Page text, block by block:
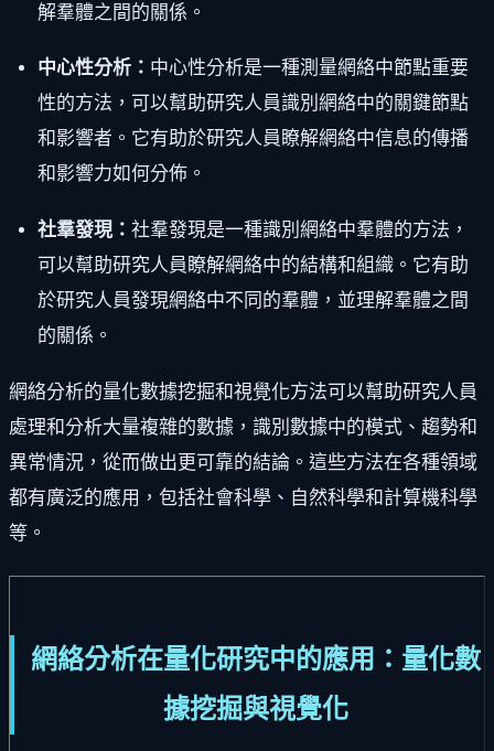
解羣體之間的關係。
中心性分析： 中心性分析是一種測量網絡中節點重要
性的方法，可以幫助研究人員識別網絡中的關鍵節點
和影響者。它有助於研究人員瞭解網絡中信息的傳播
和影響力如何分佈。
社羣發現： 社羣發現是一種識別網絡中羣體的方法，
可以幫助研究人員瞭解網絡中的結構和組織。它有助
於研究人員發現網絡中不同的羣體，並理解羣體之間
的關係。
網絡分析的量化數據挖掘和視覺化方法可以幫助研究人員
處理和分析大量複雜的數據，識別數據中的模式、趨勢和
異常情況，從而做出更可靠的結論。這些方法在各種領域
都有廣泛的應用，包括社會科學、自然科學和計算機科學
等。
網絡分析在量化研究中的應用：量化數
據挖掘與視覺化